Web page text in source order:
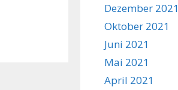
Dezember 2021
Oktober 2021
Juni 2021
Mai 2021
April 2021